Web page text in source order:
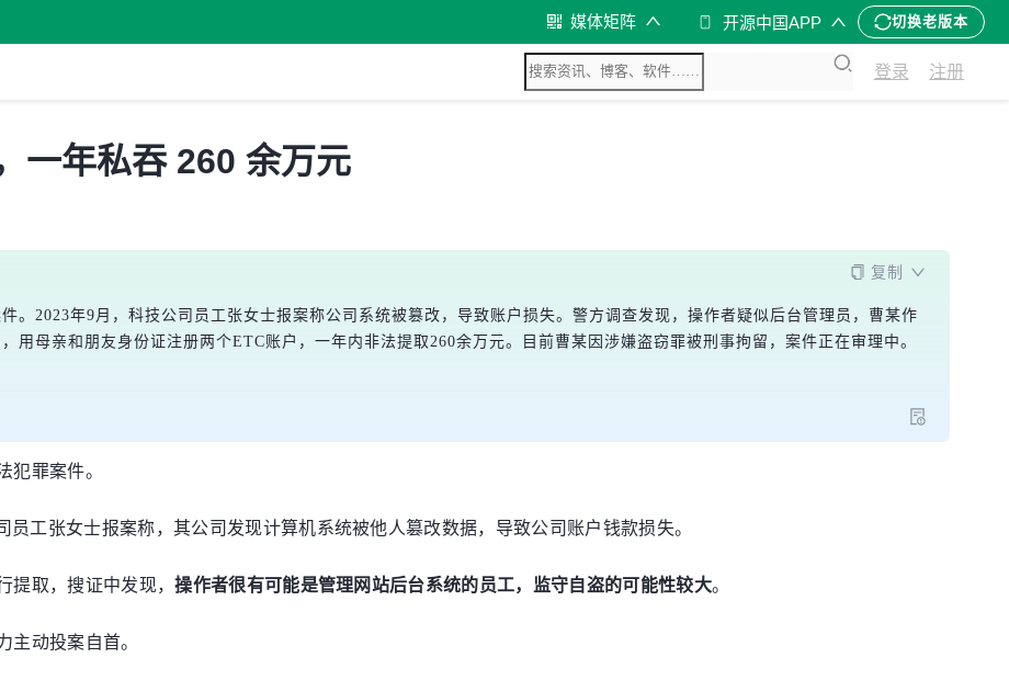
媒体矩阵 开源中国APP 切换老版本
登录 注册
一年私吞 260 余万元
复制
。2023年9月，科技公司员工张女士报案称公司系统被篡改，导致账户损失。警方调查发现，操作者疑似后台管理员，曹某作
用母亲和朋友身份证注册两个ETC账户，一年内非法提取260余万元。目前曹某因涉嫌盗窃罪被刑事拘留，案件正在审理中。
罪案件。
工张女士报案称，其公司发现计算机系统被他人篡改数据，导致公司账户钱款损失。
提取，搜证中发现，操作者很有可能是管理网站后台系统的员工，监守自盗的可能性较大。
动投案自首。